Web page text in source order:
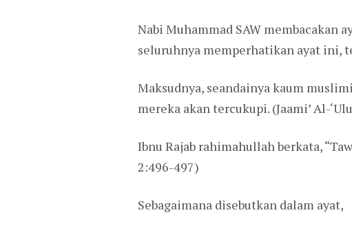
Nabi Muhammad SAW membacakan
seluruhnya memperhatikan ayat ini,
Maksudnya, seandainya kaum
mereka akan tercukupi. (Jaami’ Al-
Ibnu Rajab rahimahullah berkata,
2:496-497)
Sebagaimana disebutkan dalam ayat,